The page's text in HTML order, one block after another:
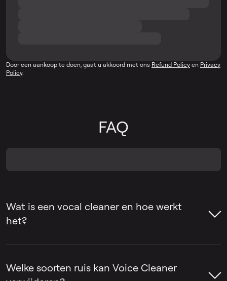
Door een aankoop te doen, gaat u akkoord met ons Refund Policy en Privacy
Policy.
FAQ
Wat is een vocal cleaner en hoe werkt
het?
ongewenste geluiden uit stemopnames
Welke soorten ruis kan Voice Cleaner